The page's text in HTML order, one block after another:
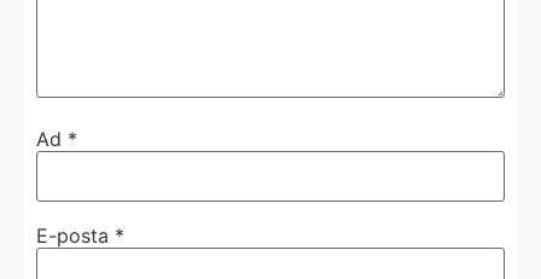
Ad *
E-posta *